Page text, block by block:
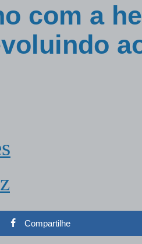
com a
Compartilhe